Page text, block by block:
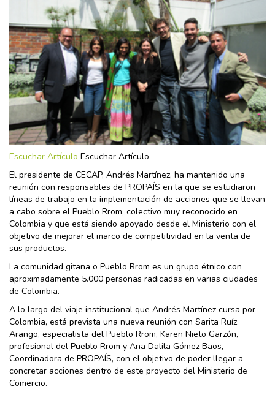
Escuchar Artículo Escuchar Artículo
El presidente de CECAP, Andrés Martínez, ha mantenido una
reunión con responsables de PROPAÍS en la que se estudiaron
líneas de trabajo en la implementación de acciones que se llevan
a cabo sobre el Pueblo Rrom, colectivo muy reconocido en
Colombia y que está siendo apoyado desde el Ministerio con el
objetivo de mejorar el marco de competitividad en la venta de
sus productos.
La comunidad gitana o Pueblo Rrom es un grupo étnico con
aproximadamente 5.000 personas radicadas en varias ciudades
de Colombia.
A lo largo del viaje institucional que Andrés Martínez cursa por
Colombia, está prevista una nueva reunión con Sarita Ruíz
Arango, especialista del Pueblo Rrom, Karen Nieto Garzón,
profesional del Pueblo Rrom y Ana Dalila Gómez Baos,
Coordinadora de PROPAÍS, con el objetivo de poder llegar a
concretar acciones dentro de este proyecto del Ministerio de
Comercio.